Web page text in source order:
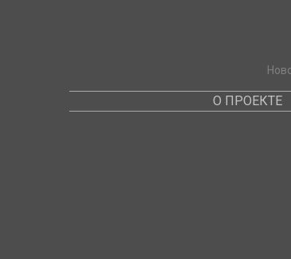
О ПРОЕКТЕ